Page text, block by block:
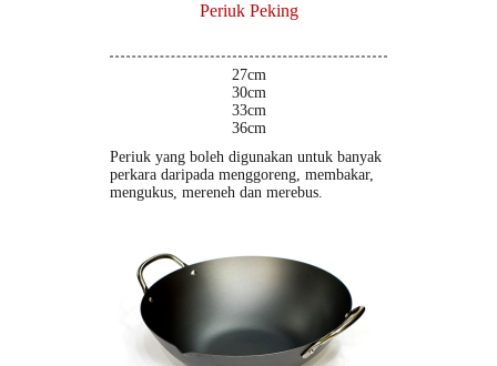
Periuk Peking
27cm
30cm
33cm
36cm
Periuk yang boleh digunakan untuk banyak
perkara daripada menggoreng, membakar,
mengukus, mereneh dan merebus.